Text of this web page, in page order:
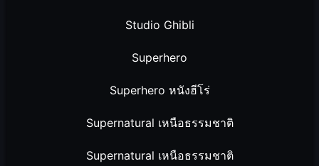
Studio Ghibli
Superhero
Superhero หนังฮีโร่
Supernatural เหนือธรรมชาติ
Supernatural เหนือธรรมชาติ